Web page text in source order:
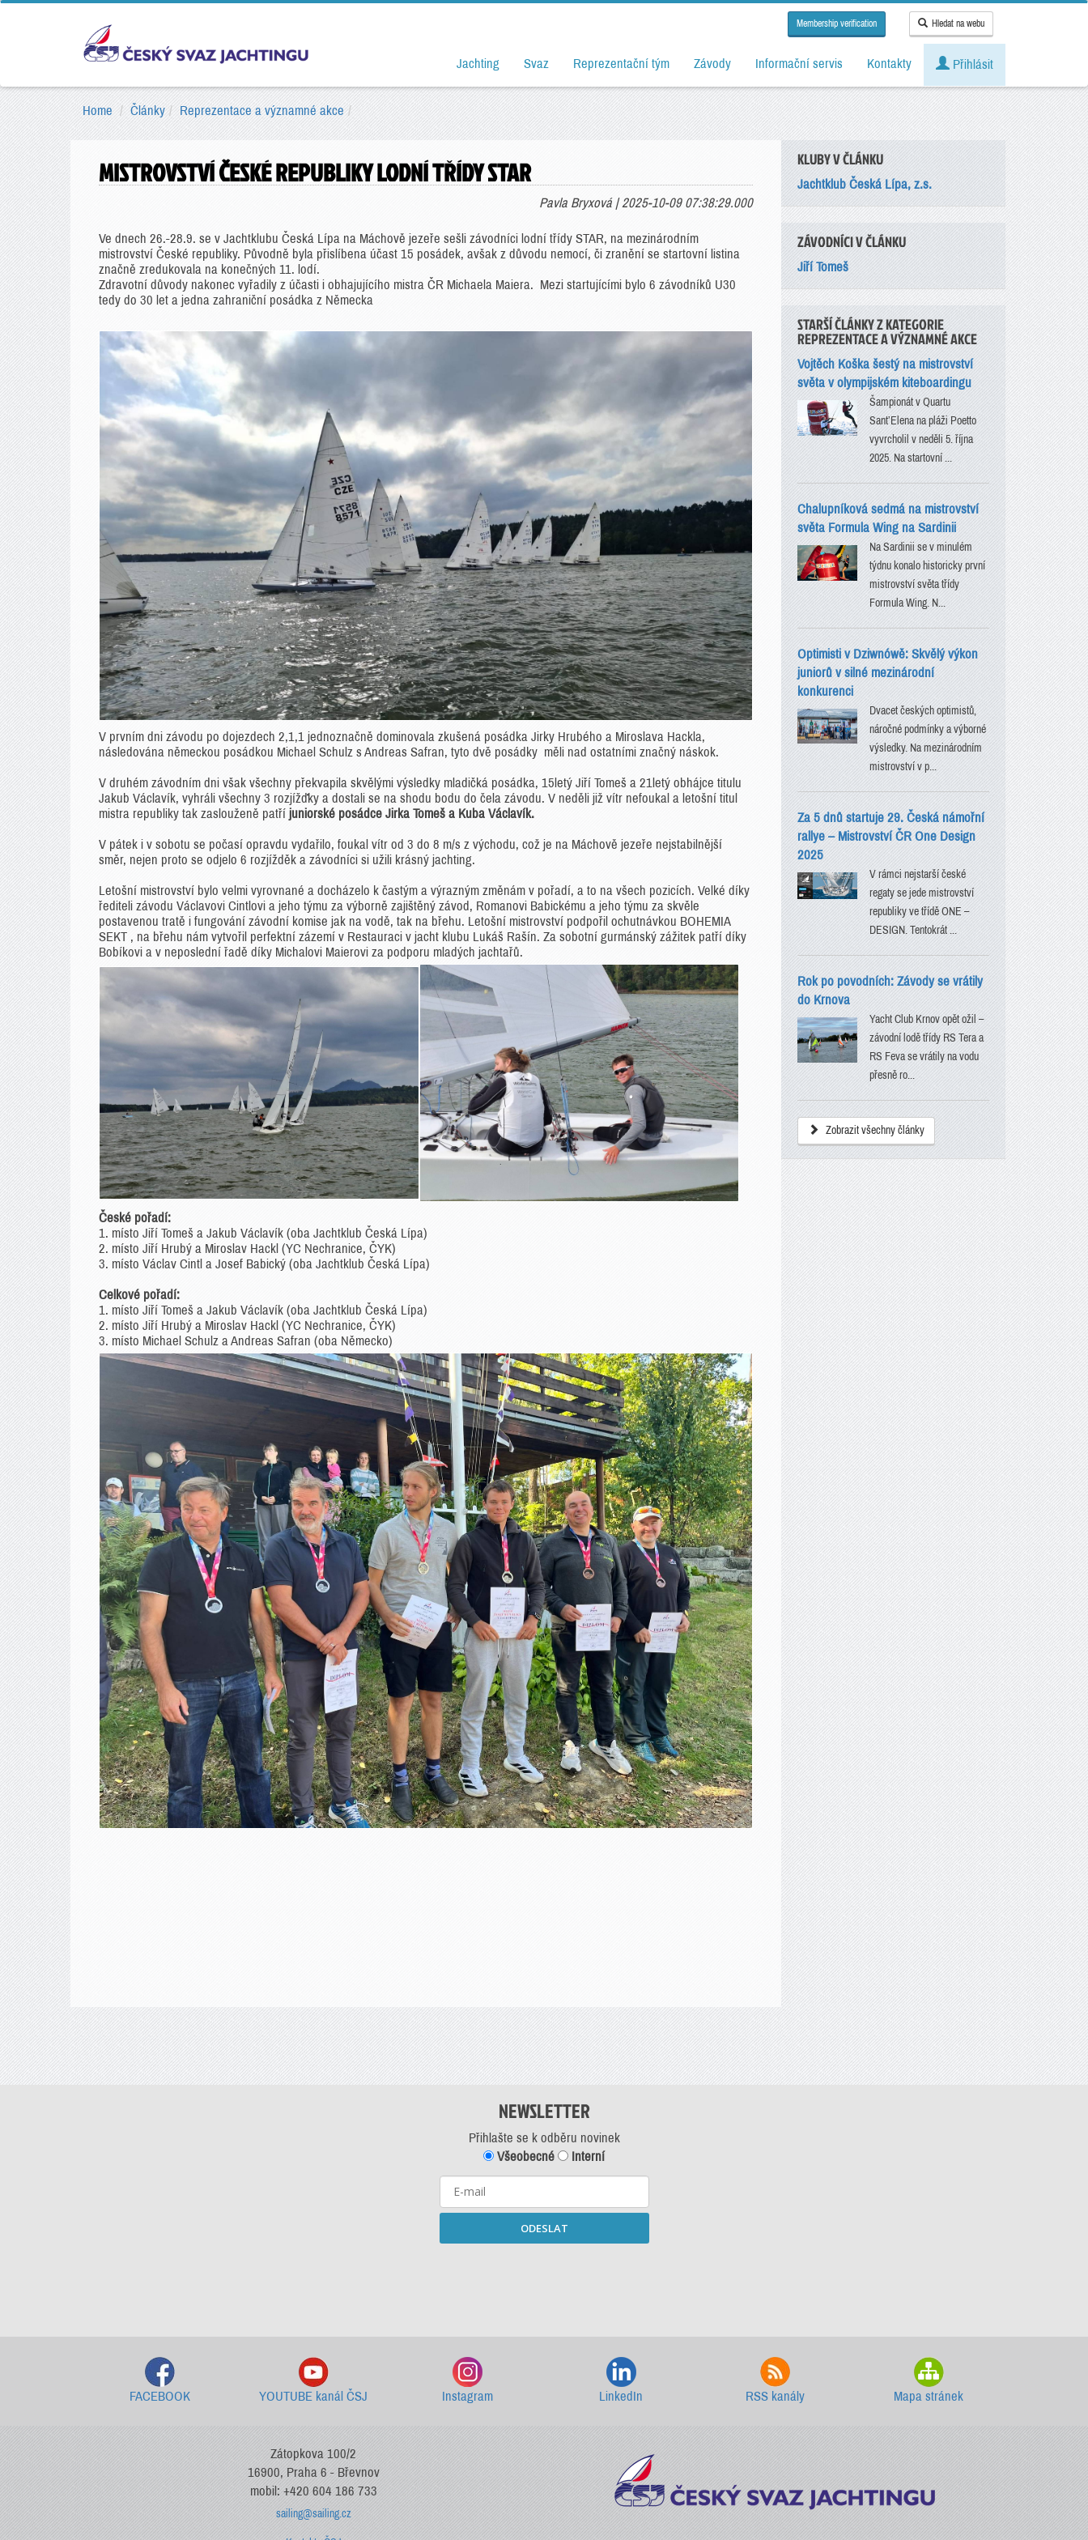
Membership verification Hledat na webu
Jachting Svaz Reprezentační tým Závody Informační servis Kontakty Přihlásit
Home Články Reprezentace a významné akce
MISTROVSTVÍ ČESKÉ REPUBLIKY LODNÍ TŘÍDY STAR
Pavla Bryxová | 2025-10-09 07:38:29.000
Ve dnech 26.-28.9. se v Jachtklubu Česká Lípa na Máchově jezeře sešli závodníci lodní třídy STAR, na mezinárodním
mistrovství České republiky. Původně byla přislíbena účast 15 posádek, avšak z důvodu nemocí, či zranění se startovní listina
značně zredukovala na konečných 11. lodí.
Zdravotní důvody nakonec vyřadily z účasti i obhajujícího mistra ČR Michaela Maiera. Mezi startujícími bylo 6 závodníků U30
tedy do 30 let a jedna zahraniční posádka z Německa
V prvním dni závodu po dojezdech 2,1,1 jednoznačně dominovala zkušená posádka Jirky Hrubého a Miroslava Hackla,
následována německou posádkou Michael Schulz s Andreas Safran, tyto dvě posádky měli nad ostatními značný náskok.
V druhém závodním dni však všechny překvapila skvělými výsledky mladičká posádka, 15letý Jiří Tomeš a 21letý obhájce titulu
Jakub Václavík, vyhráli všechny 3 rozjížďky a dostali se na shodu bodu do čela závodu. V neděli již vítr nefoukal a letošní titul
mistra republiky tak zaslouženě patří juniorské posádce Jirka Tomeš a Kuba Václavík.
V pátek i v sobotu se počasí opravdu vydařilo, foukal vítr od 3 do 8 m/s z východu, což je na Máchově jezeře nejstabilnější
směr, nejen proto se odjelo 6 rozjížděk a závodníci si užili krásný jachting.
Letošní mistrovství bylo velmi vyrovnané a docházelo k častým a výrazným změnám v pořadí, a to na všech pozicích. Velké díky
řediteli závodu Václavovi Cintlovi a jeho týmu za výborně zajištěný závod, Romanovi Babickému a jeho týmu za skvěle
postavenou tratě i fungování závodní komise jak na vodě, tak na břehu. Letošní mistrovství podpořil ochutnávkou BOHEMIA
SEKT , na břehu nám vytvořil perfektní zázemí v Restauraci v jacht klubu Lukáš Rašín. Za sobotní gurmánský zážitek patří díky
Bobíkovi a v neposlední řadě díky Michalovi Maierovi za podporu mladých jachtařů.
České pořadí:
1. místo Jiří Tomeš a Jakub Václavík (oba Jachtklub Česká Lípa)
2. místo Jiří Hrubý a Miroslav Hackl (YC Nechranice, ČYK)
3. místo Václav Cintl a Josef Babický (oba Jachtklub Česká Lípa)
Celkové pořadí:
1. místo Jiří Tomeš a Jakub Václavík (oba Jachtklub Česká Lípa)
2. místo Jiří Hrubý a Miroslav Hackl (YC Nechranice, ČYK)
3. místo Michael Schulz a Andreas Safran (oba Německo)
KLUBY V ČLÁNKU
Jachtklub Česká Lípa, z.s.
ZÁVODNÍCI V ČLÁNKU
Jiří Tomeš
STARŠÍ ČLÁNKY Z KATEGORIE
REPREZENTACE A VÝZNAMNÉ AKCE
Vojtěch Koška šestý na mistrovství
světa v olympijském kiteboardingu
Šampionát v Quartu
Sant’Elena na pláži Poetto
vyvrcholil v neděli 5. října
2025. Na startovní ...
Chalupníková sedmá na mistrovství
světa Formula Wing na Sardinii
Na Sardinii se v minulém
týdnu konalo historicky první
mistrovství světa třídy
Formula Wing. N...
Optimisti v Dziwnówě: Skvělý výkon
juniorů v silné mezinárodní
konkurenci
Dvacet českých optimistů,
náročné podmínky a výborné
výsledky. Na mezinárodním
mistrovství v p...
Za 5 dnů startuje 29. Česká námořní
rallye – Mistrovství ČR One Design
2025
V rámci nejstarší české
regaty se jede mistrovství
republiky ve třídě ONE –
DESIGN. Tentokrát ...
Rok po povodních: Závody se vrátily
do Krnova
Yacht Club Krnov opět ožil –
závodní lodě třídy RS Tera a
RS Feva se vrátily na vodu
přesně ro...
Zobrazit všechny články
NEWSLETTER
Přihlašte se k odběru novinek
Všeobecné
Interní
ODESLAT
FACEBOOK YOUTUBE kanál ČSJ Instagram LinkedIn RSS kanály Mapa stránek
Zátopkova 100/2
16900, Praha 6 - Břevnov
mobil: +420 604 186 733
sailing@sailing.cz